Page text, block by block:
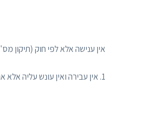
אין ענישה אלא לפי חוק (תיקון מס' 39) תשנ"ד-1994
1. אין עבירה ואין עונש עליה אלא אם כן נקבעו בחוק או על-פיו.